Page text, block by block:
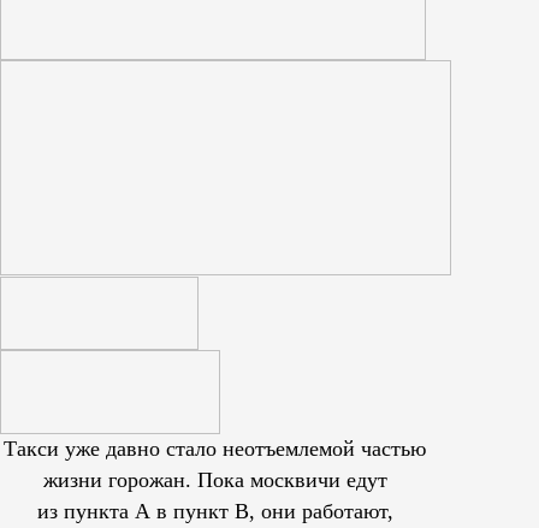
Такси уже давно стало неотъемлемой частью
жизни горожан. Пока москвичи едут
из пункта А в пункт В, они работают,